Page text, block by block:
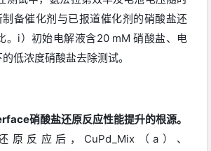
备催化剂与已报道催化剂的硝酸盐还
。i）初始电解液含20 mM 硝酸盐、电
低浓度硝酸盐去除测试。
硝酸盐还原反应性能提升的根源。
原反应后，CuPd_Mix（a）、